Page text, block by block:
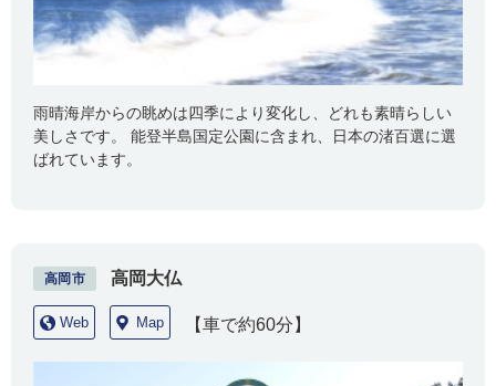
雨晴海岸からの眺めは四季により変化し、どれも素晴らしい
美しさです。 能登半島国定公園に含まれ、日本の渚百選に選
ばれています。
高岡市 高岡大仏
Web Map 【車で約60分】